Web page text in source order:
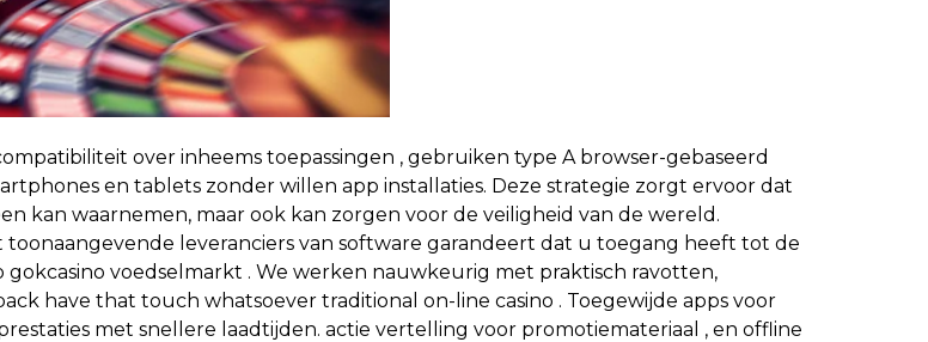
over inheems toepassingen , gebruiken type A browser-gebaseerd
en tablets zonder willen app installaties. Deze strategie zorgt ervoor dat
kan waarnemen, maar ook kan zorgen voor de veiligheid van de wereld.
leveranciers van software garandeert dat u toegang heeft tot de
voedselmarkt . We werken nauwkeurig met praktisch ravotten,
have that touch whatsoever traditional on-line casino . Toegewijde apps voor
met snellere laadtijden. actie vertelling voor promotiemateriaal , en offline